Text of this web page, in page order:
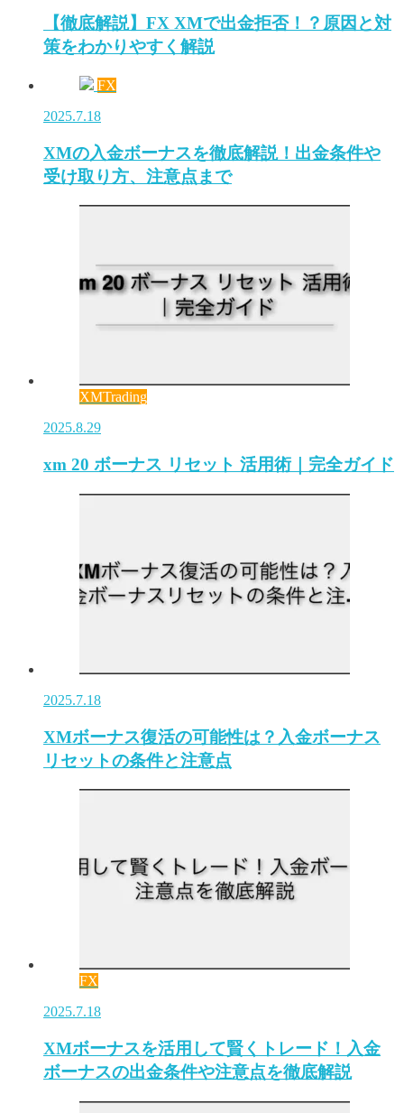
【徹底解説】FX XMで出金拒否！？原因と対
策をわかりやすく解説
FX
2025.7.18
XMの入金ボーナスを徹底解説！出金条件や
受け取り方、注意点まで
XMTrading
2025.8.29
xm 20 ボーナス リセット 活用術｜完全ガイド
2025.7.18
XMボーナス復活の可能性は？入金ボーナス
リセットの条件と注意点
FX
2025.7.18
XMボーナスを活用して賢くトレード！入金
ボーナスの出金条件や注意点を徹底解説